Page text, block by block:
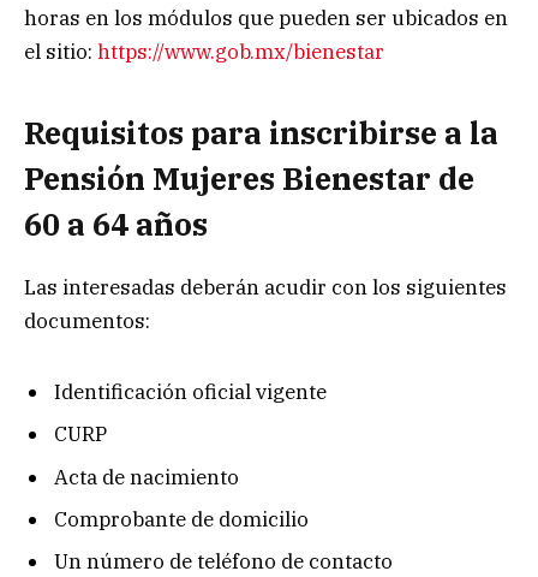
horas en los módulos que pueden ser ubicados en
el sitio: https://www.gob.mx/bienestar
Requisitos para inscribirse a la
Pensión Mujeres Bienestar de
60 a 64 años
Las interesadas deberán acudir con los siguientes
documentos:
Identificación oficial vigente
CURP
Acta de nacimiento
Comprobante de domicilio
Un número de teléfono de contacto